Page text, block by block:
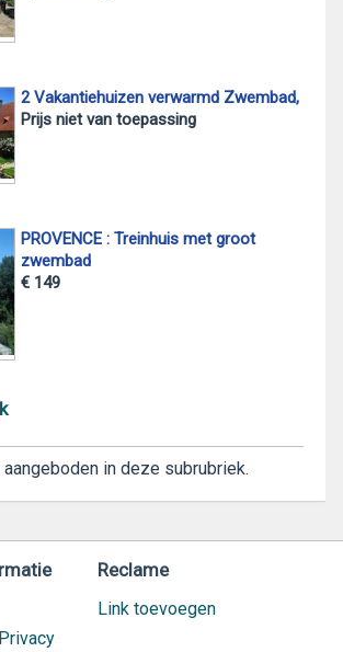
2 Vakantiehuizen verwarmd Zwembad,
Prijs niet van toepassing
PROVENCE : Treinhuis met groot
zwembad
€ 149
aangeboden in deze subrubriek.
Reclame
Link toevoegen